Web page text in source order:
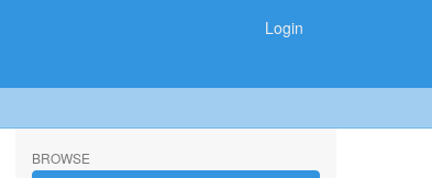
Login
BROWSE